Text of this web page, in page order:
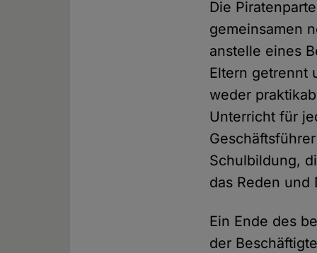
Die
gemeinsamen
anstelle eines
Eltern getrennt
weder
Unterricht für
Schulbildung,
das Reden
Ein Ende des
der